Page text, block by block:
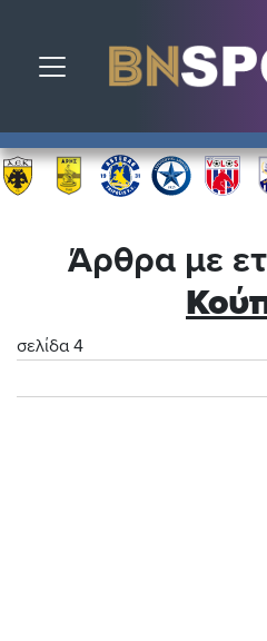
Toggle navigation
Άρθρα με
σελίδα 4